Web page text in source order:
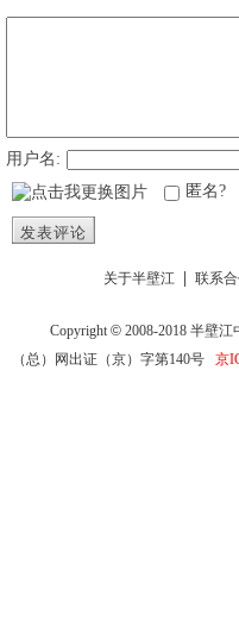
用户名:
匿名?
发表评论
关于半壁江 联系
Copyright © 2008-2018半壁江
（总）网出证（京）字第140号 京